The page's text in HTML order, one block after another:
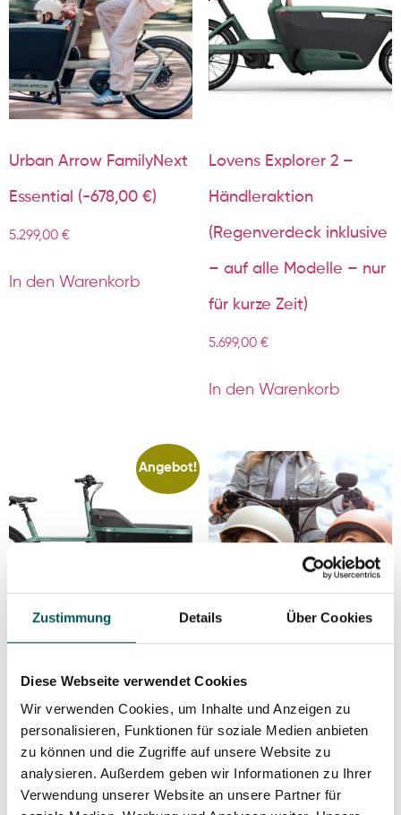
Zustimmung Details Über Cookies
Diese Webseite verwendet Cookies
Wir verwenden Cookies, um Inhalte und Anzeigen zu
personalisieren, Funktionen für soziale Medien anbieten
zu können und die Zugriffe auf unsere Website zu
analysieren. Außerdem geben wir Informationen zu Ihrer
Verwendung unserer Website an unsere Partner für
Urban Arrow FamilyNext
Essential (-678,00 €)
5.299,00 €
In den Warenkorb
Lovens Explorer 2 –
Händleraktion
(Regenverdeck inklusive
– auf alle Modelle – nur
für kurze Zeit)
5.699,00 €
In den Warenkorb
Angebot!
Carqon Cruise in Petrol
– Premium Lastenrad
zum WOW-Preis!
6.199,00 4.999,00
Urban Arrow Deal Family
Next geht in die
Verlängerung –